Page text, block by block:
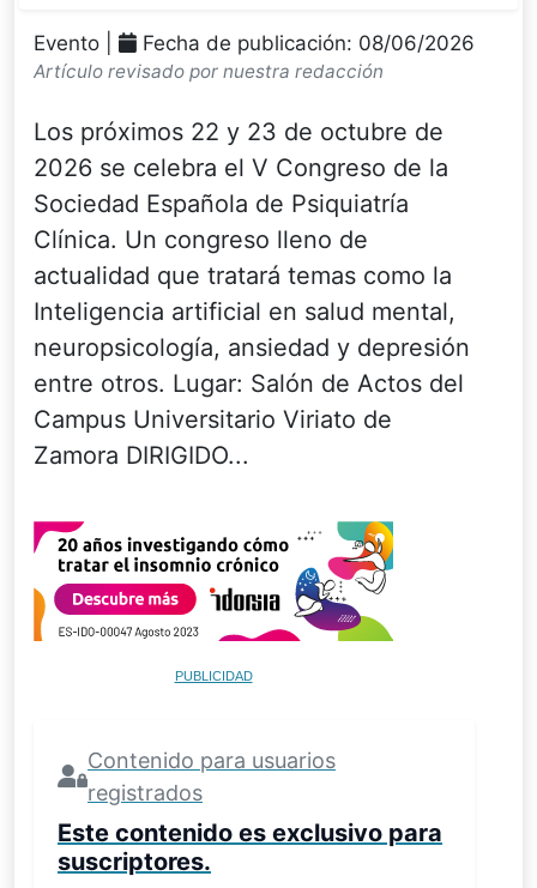
Evento | Fecha de publicación: 08/06/2026
Artículo revisado por nuestra redacción
Los próximos 22 y 23 de octubre de
2026 se celebra el V Congreso de la
Sociedad Española de Psiquiatría
Clínica. Un congreso lleno de
actualidad que tratará temas como la
Inteligencia artificial en salud mental,
neuropsicología, ansiedad y depresión
entre otros. Lugar: Salón de Actos del
Campus Universitario Viriato de
Zamora DIRIGIDO...
PUBLICIDAD
Contenido para usuarios
registrados
Este contenido es exclusivo para
suscriptores.